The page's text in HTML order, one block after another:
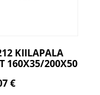
KIILAPALA
160X35/200X50
€